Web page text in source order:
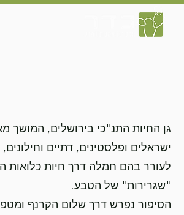
גן החיות התנ"כי בירושלים, המושך
ישראלים ופלסטינים, דתיים
לעורר בהם חמלה דרך חיות כלואות
"שגרירות" של הטבע.
הסיפור נפרש דרך שלום הקרנף